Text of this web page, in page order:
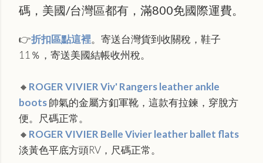
碼，美國/台灣區都有，滿800免國際運費。
👉折扣區點這裡。寄送台灣貨到收關稅，鞋子
11％，寄送美國結帳收州稅。
🔸 ROGER VIVIER Viv' Rangers leather ankle
boots帥氣的金屬方釦軍靴，這款有拉鍊，穿脫方
便。尺碼正常。
🔸 ROGER VIVIER Belle Vivier leather ballet flats
淡黃色平底方頭RV，尺碼正常。